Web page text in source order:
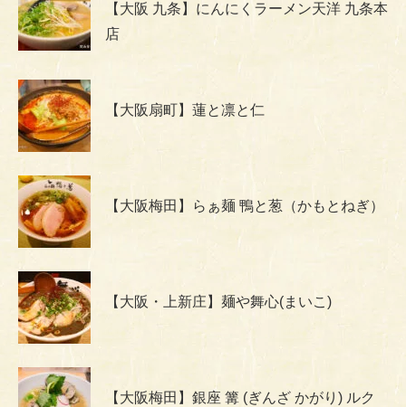
【大阪 九条】にんにくラーメン天洋 九条本
店
【大阪扇町】蓮と凛と仁
【大阪梅田】らぁ麺 鴨と葱（かもとねぎ）
【大阪・上新庄】麺や舞心(まいこ)
【大阪梅田】銀座 篝 (ぎんざ かがり) ルク